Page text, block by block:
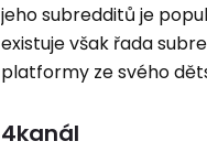
jeho subredditů je
existuje však řada
platformy ze svého
4kanál